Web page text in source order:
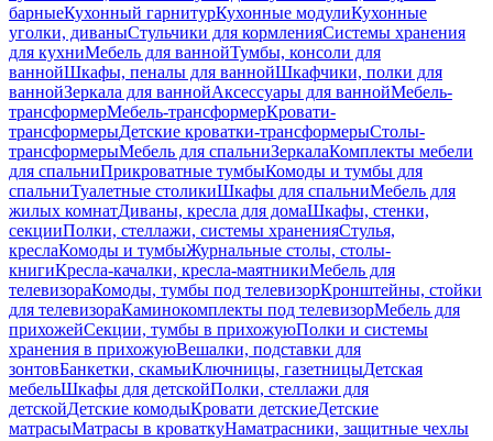
барныеКухонный гарнитурКухонные модулиКухонные
уголки, диваныСтульчики для кормленияСистемы хранения
для кухниМебель для ваннойТумбы, консоли для
ваннойШкафы, пеналы для ваннойШкафчики, полки для
ваннойЗеркала для ваннойАксессуары для ваннойМебель-
трансформерМебель-трансформерКровати-
трансформерыДетские кроватки-трансформерыСтолы-
трансформерыМебель для спальниЗеркалаКомплекты мебели
для спальниПрикроватные тумбыКомоды и тумбы для
спальниТуалетные столикиШкафы для спальниМебель для
жилых комнатДиваны, кресла для домаШкафы, стенки,
секцииПолки, стеллажи, системы храненияСтулья,
креслаКомоды и тумбыЖурнальные столы, столы-
книгиКресла-качалки, кресла-маятникиМебель для
телевизораКомоды, тумбы под телевизорКронштейны, стойки
для телевизораКаминокомплекты под телевизорМебель для
прихожейСекции, тумбы в прихожуюПолки и системы
хранения в прихожуюВешалки, подставки для
зонтовБанкетки, скамьиКлючницы, газетницыДетская
мебельШкафы для детскойПолки, стеллажи для
детскойДетские комодыКровати детскиеДетские
матрасыМатрасы в кроваткуНаматрасники, защитные чехлы